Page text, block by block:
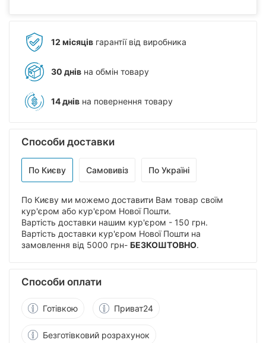
12 місяців гарантії від виробника
30 днів на обмін товару
14 днів на повернення товару
Способи доставки
По Києву Самовивіз По Україні
По Києву ми можемо доставити Вам товар своїм
кур'єром або кур'єром Нової Пошти.
Вартість доставки нашим кур'єром - 150 грн.
Вартість доставки кур'єром Нової Пошти на
замовлення від 5000 грн- БЕЗКОШТОВНО.
Способи оплати
Готівкою Приват24
Безготівковий розрахунок